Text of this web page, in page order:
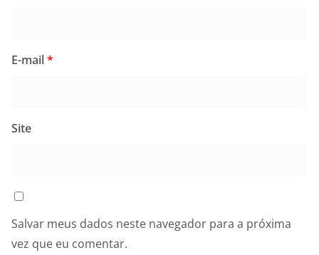
E-mail*
Site
Salvar meus dados neste navegador para a próxima
vez que eu comentar.